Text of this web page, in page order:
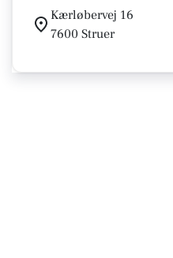
Kærløbervej 16
7600 Struer